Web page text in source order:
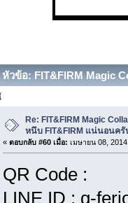
หัวข้อ: FIT&FIRM Magic
Re: FIT&FIRM Magic
หนึบ FIT&FIRM แน่นอนครั
« ตอบกลับ #60 เมื่อ: เมษายน 08,
QR Code :
LINE ID : g-